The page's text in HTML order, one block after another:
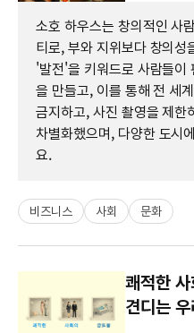
소호 하우스는 창의적인 사
티로, 부와 지위보다 창의성
'발전'을 키워드로 사람들이
을 만들고, 이를 통해 전 세
금지하고, 사진 촬영을 제한
차별화했으며, 다양한 도시
요.
비즈니스 사회 문화
쾌적한
견디는